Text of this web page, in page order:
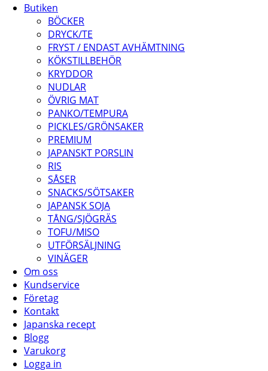
Butiken
BÖCKER
DRYCK/TE
FRYST / ENDAST AVHÄMTNING
KÖKSTILLBEHÖR
KRYDDOR
NUDLAR
ÖVRIG MAT
PANKO/TEMPURA
PICKLES/GRÖNSAKER
PREMIUM
JAPANSKT PORSLIN
RIS
SÅSER
SNACKS/SÖTSAKER
JAPANSK SOJA
TÅNG/SJÖGRÄS
TOFU/MISO
UTFÖRSÄLJNING
VINÄGER
Om oss
Kundservice
Företag
Kontakt
Japanska recept
Blogg
Varukorg
Logga in